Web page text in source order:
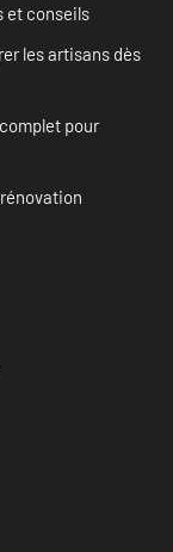
et conseils
les artisans dès
pour